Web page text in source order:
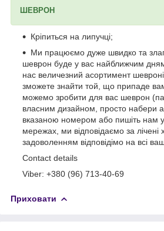
ШЕВРОН
Кріпиться на липучці;
Ми працюємо дуже швидко та
шеврон буде у вас найближчим
нас величезний асортимент
зможете знайти той, що припаде
можемо зробити для вас шеврон
власним дизайном, просто набери
вказаною номером або пишіть нам
мережах, ми відповідаємо за лічені
задоволенням відповідімо на всі
Contact details
Viber: +380 (96) 713-40-69
Приховати